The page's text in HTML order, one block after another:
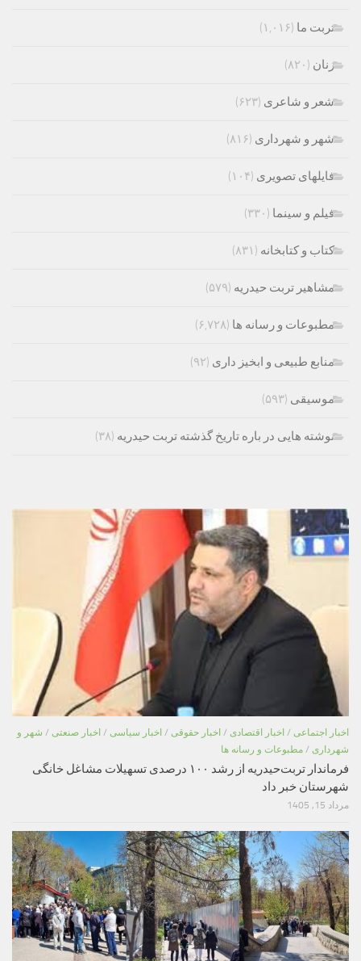
تربت ما (۱,۰۱۶)
زنان (۸۲۰)
شعر و شاعری (۶۲۳)
شهر و شهرداری (۸۱۶)
فایلهای تصویری (۱۰۴)
فیلم و سینما (۳۳۰)
کتاب و کتابخانه (۸۳۱)
مشاهیر تربت حیدریه (۵۷۹)
مطبوعات و رسانه ها (۶,۷۲۸)
منابع طبیعی و ابخیز داری (۹۲)
موسیقی (۵۹۳)
نوشته هایی در باره تاریخ گذشته تربت حیدریه (۳۸)
اخبار اجتماعی / اخبار اقتصادی / اخبار حقوقی / اخبار سیاسی / اخبار صنعتی / شهر و
شهرداری / مطبوعات و رسانه ها
فرماندار تربت‌حیدریه از رشد ۱۰۰ درصدی تسهیلات مشاغل خانگی
شهرستان خبر داد
مرداد 15, 1405